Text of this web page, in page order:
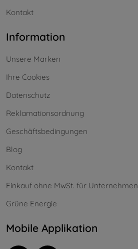
Kontakt
Information
Unsere Marken
Ihre Cookies
Datenschutz
Reklamationsordnung
Geschäftsbedingungen
Blog
Kontakt
Einkauf ohne MwSt. für Unternehmen
Grüne Energie
Mobile Applikation